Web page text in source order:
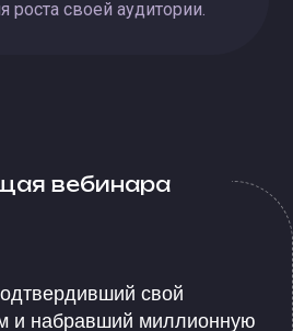
роста своей аудитории.
вебинара
свой
и набравший миллионную